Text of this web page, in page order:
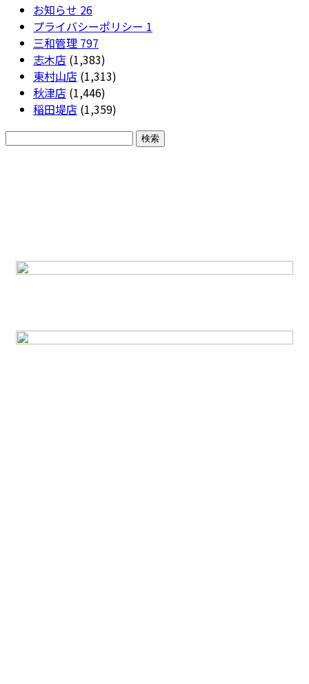
お知らせ 26
プライバシーポリシー 1
三和管理 797
志木店 (1,383)
東村山店 (1,313)
秋津店 (1,446)
稲田堤店 (1,359)